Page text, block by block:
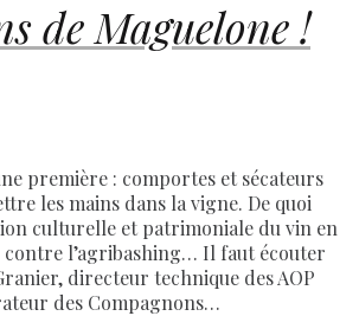
de Maguelone !
première : comportes et sécateurs
les mains dans la vigne. De quoi
culturelle et patrimoniale du vin en
l’agribashing… Il faut écouter
directeur technique des AOP
des Compagnons…